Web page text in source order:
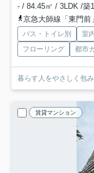
- / 84.45㎡ / 3LDK /築
京急大師線「東門前
バス・トイレ別 室
フローリング
都市
暮らす人をやさしく包
賃貸マンション